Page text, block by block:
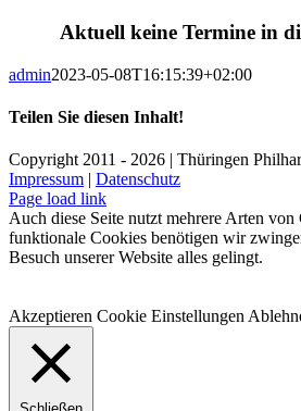
Aktuell keine Termine in
admin2023-05-08T16:15:39+02:00
Teilen Sie diesen Inhalt!
Facebook
X
LinkedIn
E-
Mail
Copyright 2011 - 2026 | Thüringen
Impressum | Datenschutz
Facebook
Instagram
WhatsApp
YouTube
E-
Mail
Telefon
Page load link
Auch diese Seite nutzt mehrere Arten von
funktionale Cookies benötigen wir
Besuch unserer Website alles gelingt.
Akzeptieren Cookie Einstellungen